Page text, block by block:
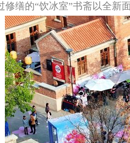
修缮的“饮冰室”书斋以全新